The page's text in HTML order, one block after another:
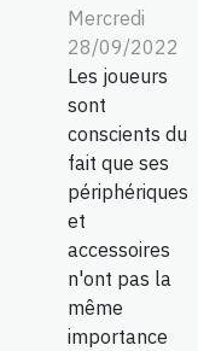
Mercredi
28/09/2022
Les joueurs
sont
conscients du
fait que ses
périphériques
et
accessoires
n'ont pas la
même
importance